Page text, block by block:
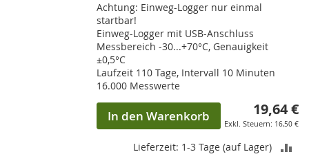
Achtung: Einweg-Logger nur einmal
startbar!
Einweg-Logger mit USB-Anschluss
Messbereich -30...+70°C, Genauigkeit
±0,5°C
Laufzeit 110 Tage, Intervall 10 Minuten
16.000 Messwerte
19,64 €
16,50 €
In den Warenkorb
Lieferzeit: 1-3 Tage (auf Lager)